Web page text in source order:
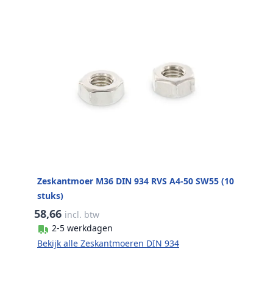
Zeskantmoer M36 DIN 934 RVS A4-50 SW55 (10
stuks)
58,66 incl. btw
2-5 werkdagen
Bekijk alle Zeskantmoeren DIN 934